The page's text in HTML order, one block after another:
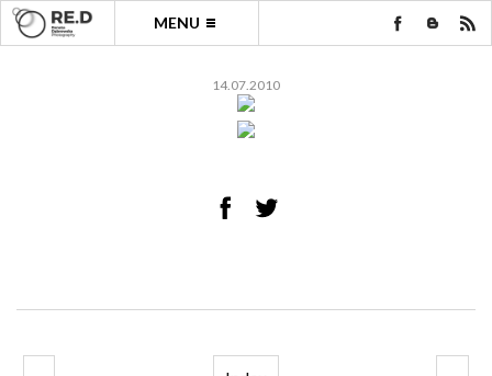
MENU
14.07.2010